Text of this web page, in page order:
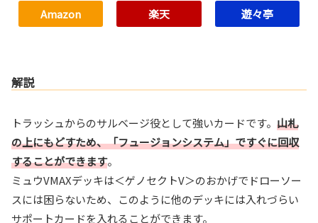
Amazon 楽天 遊々亭
解説
トラッシュからのサルベージ役として強いカードです。 山札
の上にもどすため、「フュージョンシステム」ですぐに回収
することができます。
ミュウVMAXデッキは＜ゲノセクトV＞のおかげでドローソー
スには困らないため、このように他のデッキには入れづらい
サポートカードを入れることができます。